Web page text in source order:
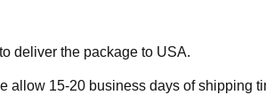
deliver the package to USA.
allow 15-20 business days of shipping